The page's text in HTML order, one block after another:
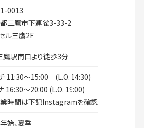
0013
三鷹市下連雀3-33-2
ル三鷹2F
鷹駅南口より徒歩3分
11:30～15:00 (L.O. 14:30)
16:30〜20:00 (L.O. 19:00)
時間は下記Instagramを確認
始、夏季